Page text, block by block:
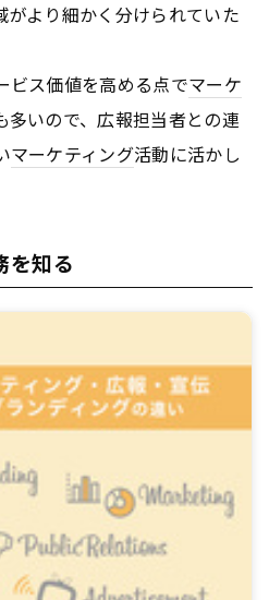
より細かく分けられていた
ビス価値を高める点でマーケ
多いので、広報担当者との連
マーケティング活動に活かし
を知る